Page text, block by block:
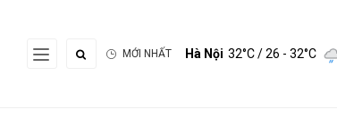
MỚI NHẤT Hà Nội 32°C/ 26 - 32°C